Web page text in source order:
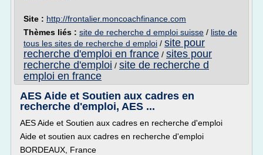
Site : http://frontalier.moncoachfinance.com
Thèmes liés : site de recherche d emploi suisse / liste de
tous les sites de recherche d emploi / site pour
recherche d'emploi en france / sites pour
recherche d'emploi / site de recherche d
emploi en france
AES Aide et Soutien aux cadres en
recherche d'emploi, AES ...
AES Aide et Soutien aux cadres en recherche d'emploi
Aide et soutien aux cadres en recherche d'emploi
BORDEAUX, France